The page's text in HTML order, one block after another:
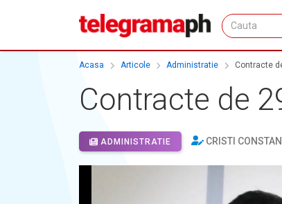
Acasa Articole Administratie Contracte
Contracte de
ADMINISTRATIE CRISTI